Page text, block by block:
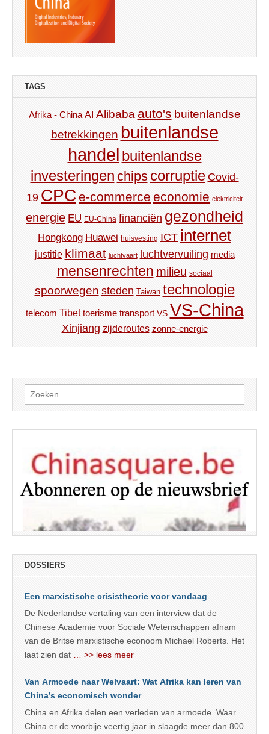
TAGS
Afrika - China AI Alibaba auto's buitenlandse
betrekkingen buitenlandse
handel buitenlandse
investeringen chips corruptie Covid-
19 CPC e-commerce economie elektriciteit
energie EU EU-China financiën gezondheid
Hongkong Huawei huisvesting ICT internet
justitie klimaat luchtvaart luchtvervuiling media
mensenrechten milieu sociaal
spoorwegen steden Taiwan technologie
telecom Tibet toerisme transport VS VS-China
Xinjiang zijderoutes zonne-energie
Zoeken
naar:
DOSSIERS
Een marxistische crisistheorie voor vandaag
De Nederlandse vertaling van een interview dat de
Chinese Academie voor Sociale Wetenschappen afnam
van de Britse marxistische econoom Michael Roberts. Het
laat zien dat
… >> lees meer
Van Armoede naar Welvaart: Wat Afrika kan leren van
China’s economisch wonder
China en Afrika delen een verleden van armoede. Waar
China er de voorbije veertig jaar in slaagde meer dan 800